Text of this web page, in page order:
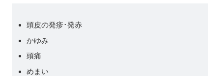
頭皮の発疹･発赤
かゆみ
頭痛
めまい